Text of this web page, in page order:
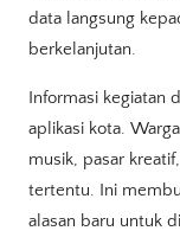
data langsung
berkelanjutan.
Informasi kegiatan
aplikasi kota.
musik, pasar
tertentu. Ini
alasan baru untuk